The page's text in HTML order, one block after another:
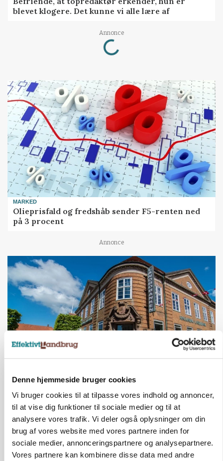
Denne hjemmeside bruger cookies
Vi bruger cookies til at tilpasse vores indhold og annoncer,
til at vise dig funktioner til sociale medier og til at
analysere vores trafik. Vi deler også oplysninger om din
brug af vores website med vores partnere inden for
sociale medier, annonceringspartnere og analysepartnere.
Vores partnere kan kombinere disse data med andre
blevet klogere. Det kunne vi alle lære af
Annonce
Loading...
MARKED
Olieprisfald og fredshåb sender F5-renten ned
på 3 procent
Annonce
BUSINESS
Lave grisepriser og nye regler øger landbobanks
forsigtighed
Annonce
KLUMME
Ny griseprognose kan give anledning til et nyt
budgettjek